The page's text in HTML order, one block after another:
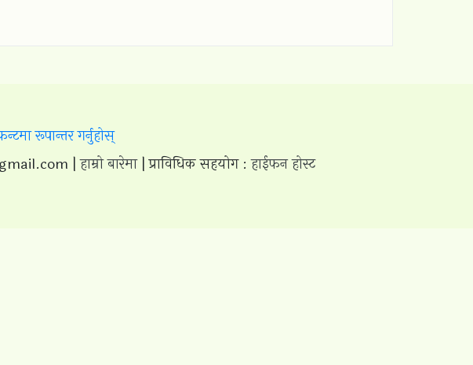
रूपान्तर गर्नुहोस्
|हाम्रो बारेमा| प्राविधिक सहयोग :हाईफन होस्ट